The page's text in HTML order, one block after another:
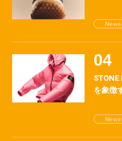
News
を象徴
News